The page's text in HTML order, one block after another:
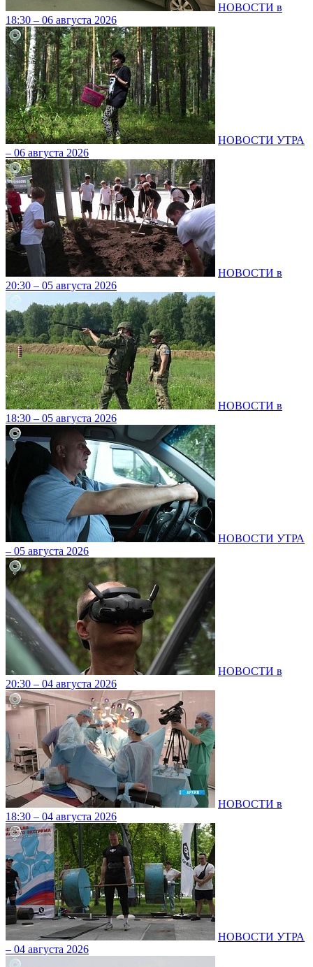
НОВОСТИ в
18:30 – 06 августа 2026
НОВОСТИ УТРА
– 06 августа 2026
НОВОСТИ в
20:30 – 05 августа 2026
НОВОСТИ в
18:30 – 05 августа 2026
НОВОСТИ УТРА
– 05 августа 2026
НОВОСТИ в
20:30 – 04 августа 2026
НОВОСТИ в
18:30 – 04 августа 2026
НОВОСТИ УТРА
– 04 августа 2026